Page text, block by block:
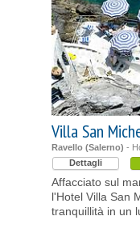
Villa San
Ravello (Salerno) -
Dettagli
Affacciato sul
l'Hotel Villa San
tranquillità in un